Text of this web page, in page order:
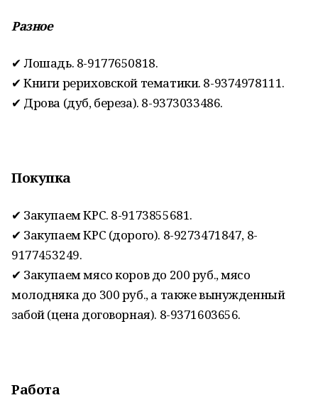
Разное
✔ Лошадь. 8-9177650818.
✔ Книги рериховской тематики. 8-9374978111.
✔ Дрова (дуб, береза). 8-9373033486.
Покупка
✔ Закупаем КРС. 8-9173855681.
✔ Закупаем КРС (дорого). 8-9273471847, 8-
9177453249.
✔ Закупаем мясо коров до 200 руб., мясо
молодняка до 300 руб., а также вынужденный
забой (цена договорная). 8-9371603656.
Работа